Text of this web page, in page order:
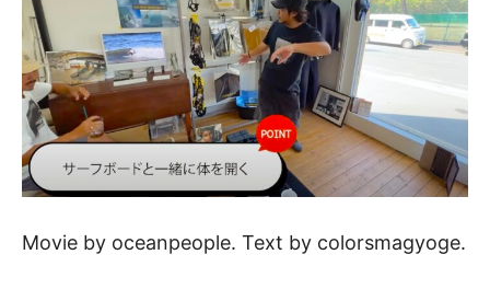
Movie by oceanpeople. Text by colorsmagyoge.